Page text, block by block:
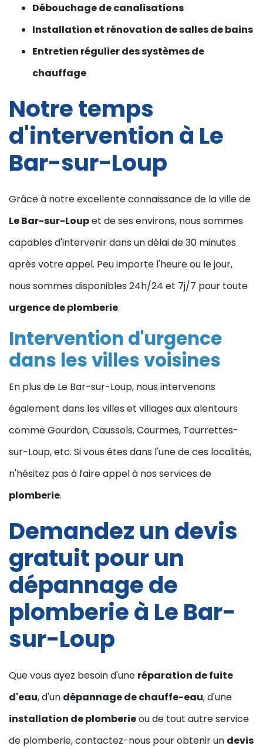
Débouchage de canalisations
Installation et rénovation de salles de bains
Entretien régulier des systèmes de
chauffage
Notre temps
d'intervention à Le
Bar-sur-Loup
Grâce à notre excellente connaissance de la ville de
Le Bar-sur-Loupet de ses environs, nous sommes
capables d'intervenir dans un délai de 30 minutes
après votre appel. Peu importe l'heure ou le jour,
nous sommes disponibles 24h/24 et 7j/7 pour toute
urgence de plomberie.
Intervention d'urgence
dans les villes voisines
En plus de Le Bar-sur-Loup, nous intervenons
également dans les villes et villages aux alentours
comme Gourdon, Caussols, Courmes, Tourrettes-
sur-Loup, etc. Si vous êtes dans l'une de ces localités,
n'hésitez pas à faire appel à nos services de
plomberie.
Demandez un devis
gratuit pour un
dépannage de
plomberie à Le Bar-
sur-Loup
Que vous ayez besoin d'une réparation de fuite
d'eau, d'un dépannage de chauffe-eau, d'une
installation de plomberieou de tout autre service
de plomberie, contactez-nous pour obtenir un devis